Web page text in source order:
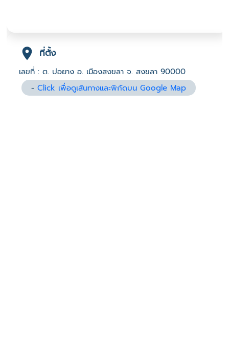
ที่ตั้ง
เลขที่ : ต. บ่อยาง อ. เมืองสงขลา จ. สงขลา 90000
-Click เพื่อดูเส้นทางและพิกัดบน Google Map